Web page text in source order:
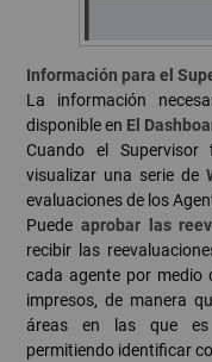
Información para el
La información
disponible en El
Cuando el
visualizar una serie de
evaluaciones de los
Puedeaprobar las
recibir las
cada agente por medio
impresos, de manera
áreas en las que es
permitiendo identificar